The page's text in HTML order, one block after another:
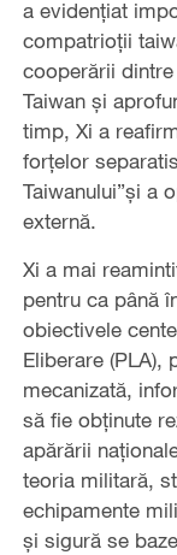
a evidențiat
compatrioții
cooperării
Taiwan și
timp, Xi a
forțelor
Taiwanului”și a
externă.
Xi a mai
pentru ca până
obiectivele
Eliberare
mecanizată,
să fie obținute
apărării
teoria militară,
echipamente
și sigură se